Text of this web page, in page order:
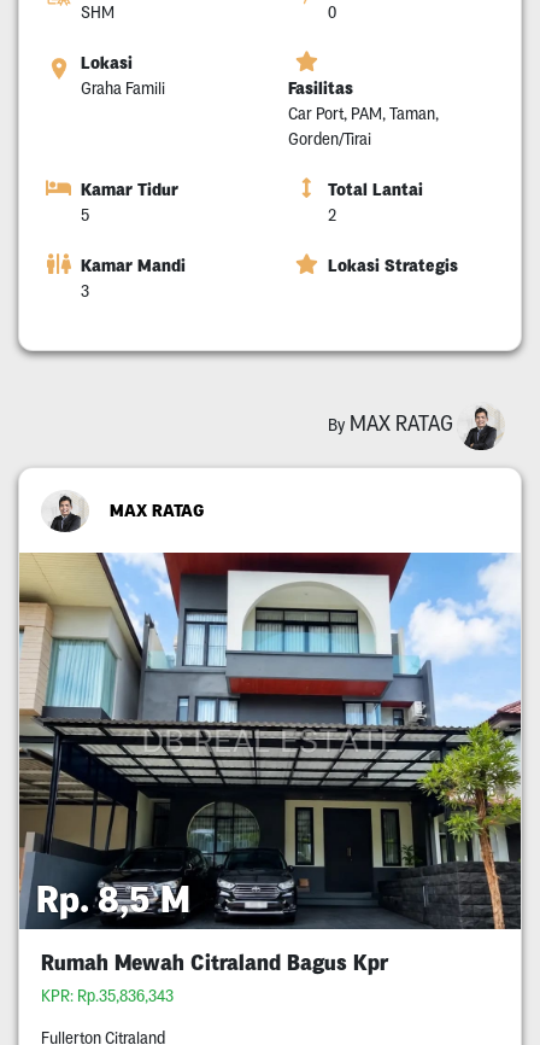
SHM 0
Lokasi
Graha Famili Fasilitas
Car Port, PAM, Taman,
Gorden/Tirai
Kamar Tidur
5
Total Lantai
2
Kamar Mandi
3
Lokasi Strategis
By MAX RATAG
MAX RATAG
Rp. 8,5 M
Rumah Mewah Citraland Bagus Kpr
KPR: Rp.35,836,343
Fullerton Citraland